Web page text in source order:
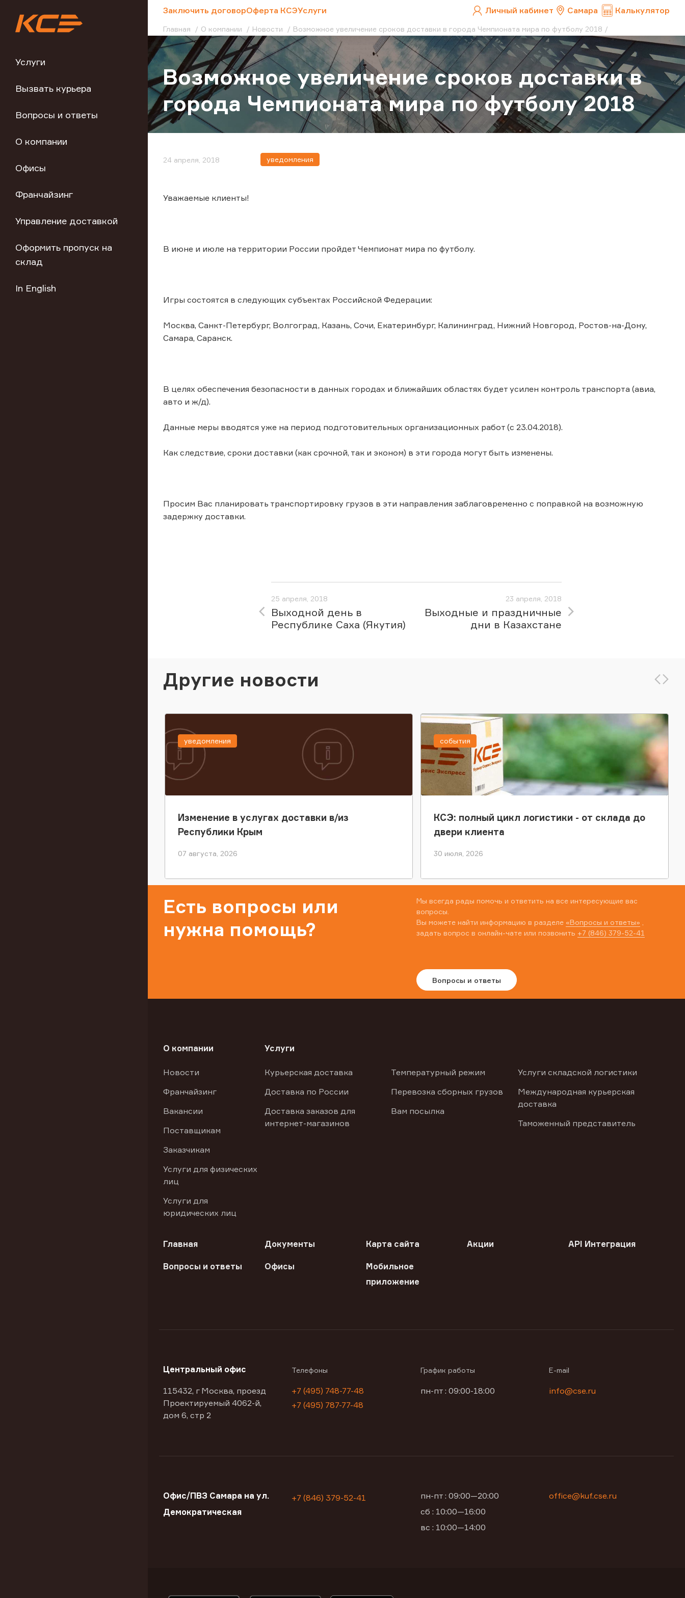
Услуги
Вызвать курьера
Вопросы и ответы
О компании
Офисы
Франчайзинг
Управление доставкой
Оформить пропуск на
склад
In English
Заключить договорОферта КСЭУслуги Личный кабинет Самара Калькулятор
Главная О компании Новости Возможное увеличение сроков доставки в города Чемпионата мира по футболу 2018
Возможное увеличение сроков доставки в
города Чемпионата мира по футболу 2018
24 апреля, 2018 уведомления
Уважаемые клиенты!
В июне и июле на территории России пройдет Чемпионат мира по футболу.
Игры состоятся в следующих субъектах Российской Федерации:
Москва, Санкт-Петербург, Волгоград, Казань, Сочи, Екатеринбург, Калининград, Нижний Новгород, Ростов-на-Дону,
Самара, Саранск.
В целях обеспечения безопасности в данных городах и ближайших областях будет усилен контроль транспорта (авиа,
авто и ж/д).
Данные меры вводятся уже на период подготовительных организационных работ (с 23.04.2018).
Как следствие, сроки доставки (как срочной, так и эконом) в эти города могут быть изменены.
Просим Вас планировать транспортировку грузов в эти направления заблаговременно с поправкой на возможную
задержку доставки.
25 апреля, 2018
Выходной день в
Республике Саха (Якутия)
23 апреля, 2018
Выходные и праздничные
дни в Казахстане
Другие новости
Изменение в услугах доставки в/из
Республики Крым
07 августа, 2026
уведомления
КСЭ: полный цикл логистики - от склада до
двери клиента
30 июля, 2026
события
Есть вопросы или
нужна помощь?
Мы всегда рады помочь и ответить на все интересующие вас
вопросы.
Вы можете найти информацию в разделе «Вопросы и ответы»
задать вопрос в онлайн-чате или позвонить +7 (846) 379-52-41
Вопросы и ответы
О компании
Новости
Франчайзинг
Вакансии
Поставщикам
Заказчикам
Услуги для физических
лиц
Услуги для
юридических лиц
Услуги
Курьерская доставка
Доставка по России
Доставка заказов для
интернет-магазинов
Температурный режим
Перевозка сборных грузов
Вам посылка
Услуги складской логистики
Международная курьерская
доставка
Таможенный представитель
Главная Документы Карта сайта Акции API Интеграция
Вопросы и ответы Офисы
Мобильное
приложение
Центральный офис
115432, г Москва, проезд
Проектируемый 4062-й,
дом 6, стр 2
Телефоны
+7 (495) 748-77-48
+7 (495) 787-77-48
График работы
пн-пт : 09:00-18:00
E-mail
info@cse.ru
Офис/ПВЗ Самара на ул.
Демократическая
+7 (846) 379-52-41
пн-пт : 09:00—20:00
сб : 10:00—16:00
вс : 10:00—14:00
office@kuf.cse.ru